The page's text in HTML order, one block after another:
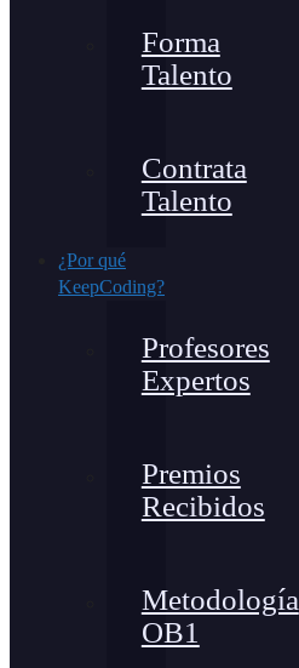
Forma
Talento
Contrata
Talento
¿Por qué
KeepCoding?
Profesores
Expertos
Premios
Recibidos
Metodología
OB1